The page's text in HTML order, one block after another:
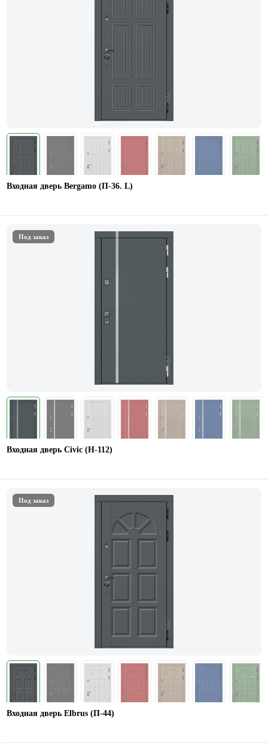
Входная дверь Bergamo (П-36. L)
Под заказ
Входная дверь Civic (Н-112)
Под заказ
Входная дверь Elbrus (П-44)